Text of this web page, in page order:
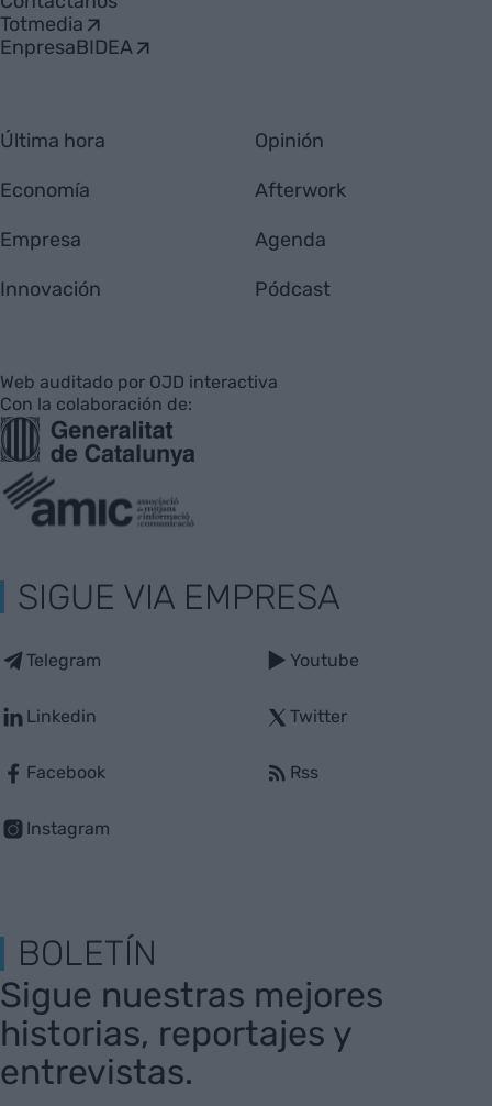
Totmedia
EnpresaBIDEA
Última hora
Economía
Empresa
Innovación
Opinión
Afterwork
Agenda
Pódcast
Web auditado por OJD interactiva
Con la colaboración de:
SIGUE VIA EMPRESA
Telegram
Linkedin
Facebook
Instagram
Youtube
Twitter
Rss
BOLETÍN
Sigue nuestras mejores
historias, reportajes y
entrevistas.